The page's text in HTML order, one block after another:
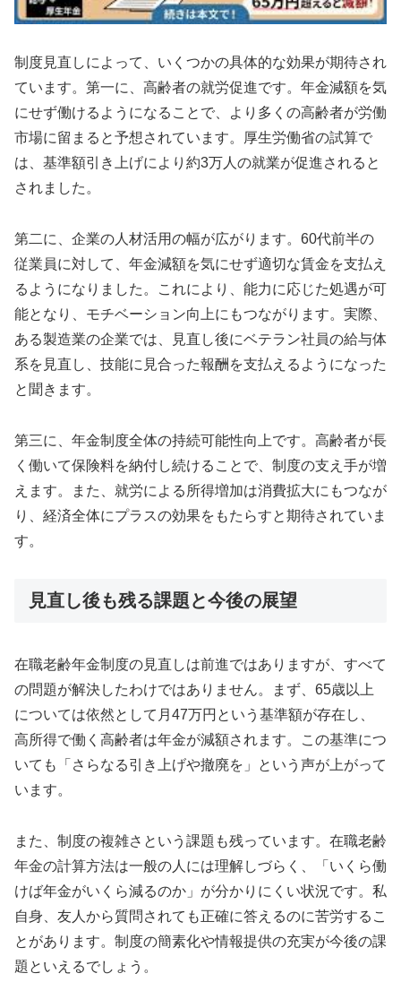
制度見直しによって、いくつかの具体的な効果が期待され
ています。第一に、高齢者の就労促進です。年金減額を気
にせず働けるようになることで、より多くの高齢者が労働
市場に留まると予想されています。厚生労働省の試算で
は、基準額引き上げにより約3万人の就業が促進されると
されました。
第二に、企業の人材活用の幅が広がります。60代前半の
従業員に対して、年金減額を気にせず適切な賃金を支払え
るようになりました。これにより、能力に応じた処遇が可
能となり、モチベーション向上にもつながります。実際、
ある製造業の企業では、見直し後にベテラン社員の給与体
系を見直し、技能に見合った報酬を支払えるようになった
と聞きます。
第三に、年金制度全体の持続可能性向上です。高齢者が長
く働いて保険料を納付し続けることで、制度の支え手が増
えます。また、就労による所得増加は消費拡大にもつなが
り、経済全体にプラスの効果をもたらすと期待されていま
す。
見直し後も残る課題と今後の展望
在職老齢年金制度の見直しは前進ではありますが、すべて
の問題が解決したわけではありません。まず、65歳以上
については依然として月47万円という基準額が存在し、
高所得で働く高齢者は年金が減額されます。この基準につ
いても「さらなる引き上げや撤廃を」という声が上がって
います。
また、制度の複雑さという課題も残っています。在職老齢
年金の計算方法は一般の人には理解しづらく、「いくら働
けば年金がいくら減るのか」が分かりにくい状況です。私
自身、友人から質問されても正確に答えるのに苦労するこ
とがあります。制度の簡素化や情報提供の充実が今後の課
題といえるでしょう。